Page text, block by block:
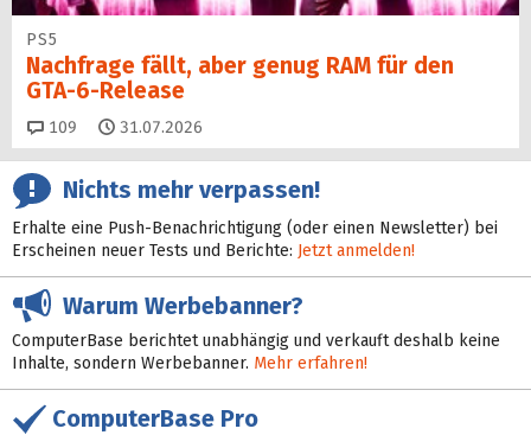
PS5
Nachfrage fällt, aber genug RAM für den
GTA-6-Release
109 Kommentare
31.07.2026
Nichts mehr verpassen!
Erhalte eine Push-Benachrichtigung (oder einen Newsletter) bei
Erscheinen neuer Tests und Berichte: Jetzt anmelden!
Warum Werbebanner?
ComputerBase berichtet unabhängig und verkauft deshalb keine
Inhalte, sondern Werbebanner. Mehr erfahren!
ComputerBase Pro